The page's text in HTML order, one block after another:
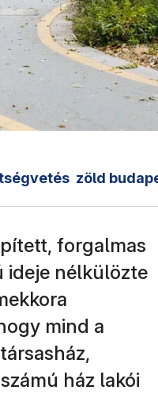
zöld
forgalmas
ideje nélkülözte
mind a
ház lakói